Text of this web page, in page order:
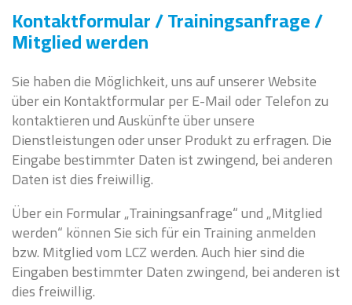
Kontaktformular / Trainingsanfrage /
Mitglied werden
Sie haben die Möglichkeit, uns auf unserer Website
über ein Kontaktformular per E-Mail oder Telefon zu
kontaktieren und Auskünfte über unsere
Dienstleistungen oder unser Produkt zu erfragen. Die
Eingabe bestimmter Daten ist zwingend, bei anderen
Daten ist dies freiwillig.
Über ein Formular „Trainingsanfrage“ und „Mitglied
werden“ können Sie sich für ein Training anmelden
bzw. Mitglied vom LCZ werden. Auch hier sind die
Eingaben bestimmter Daten zwingend, bei anderen ist
dies freiwillig.